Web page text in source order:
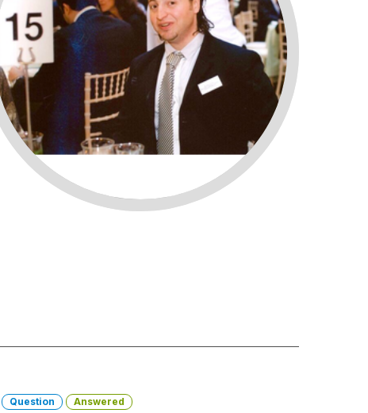
Question Answered